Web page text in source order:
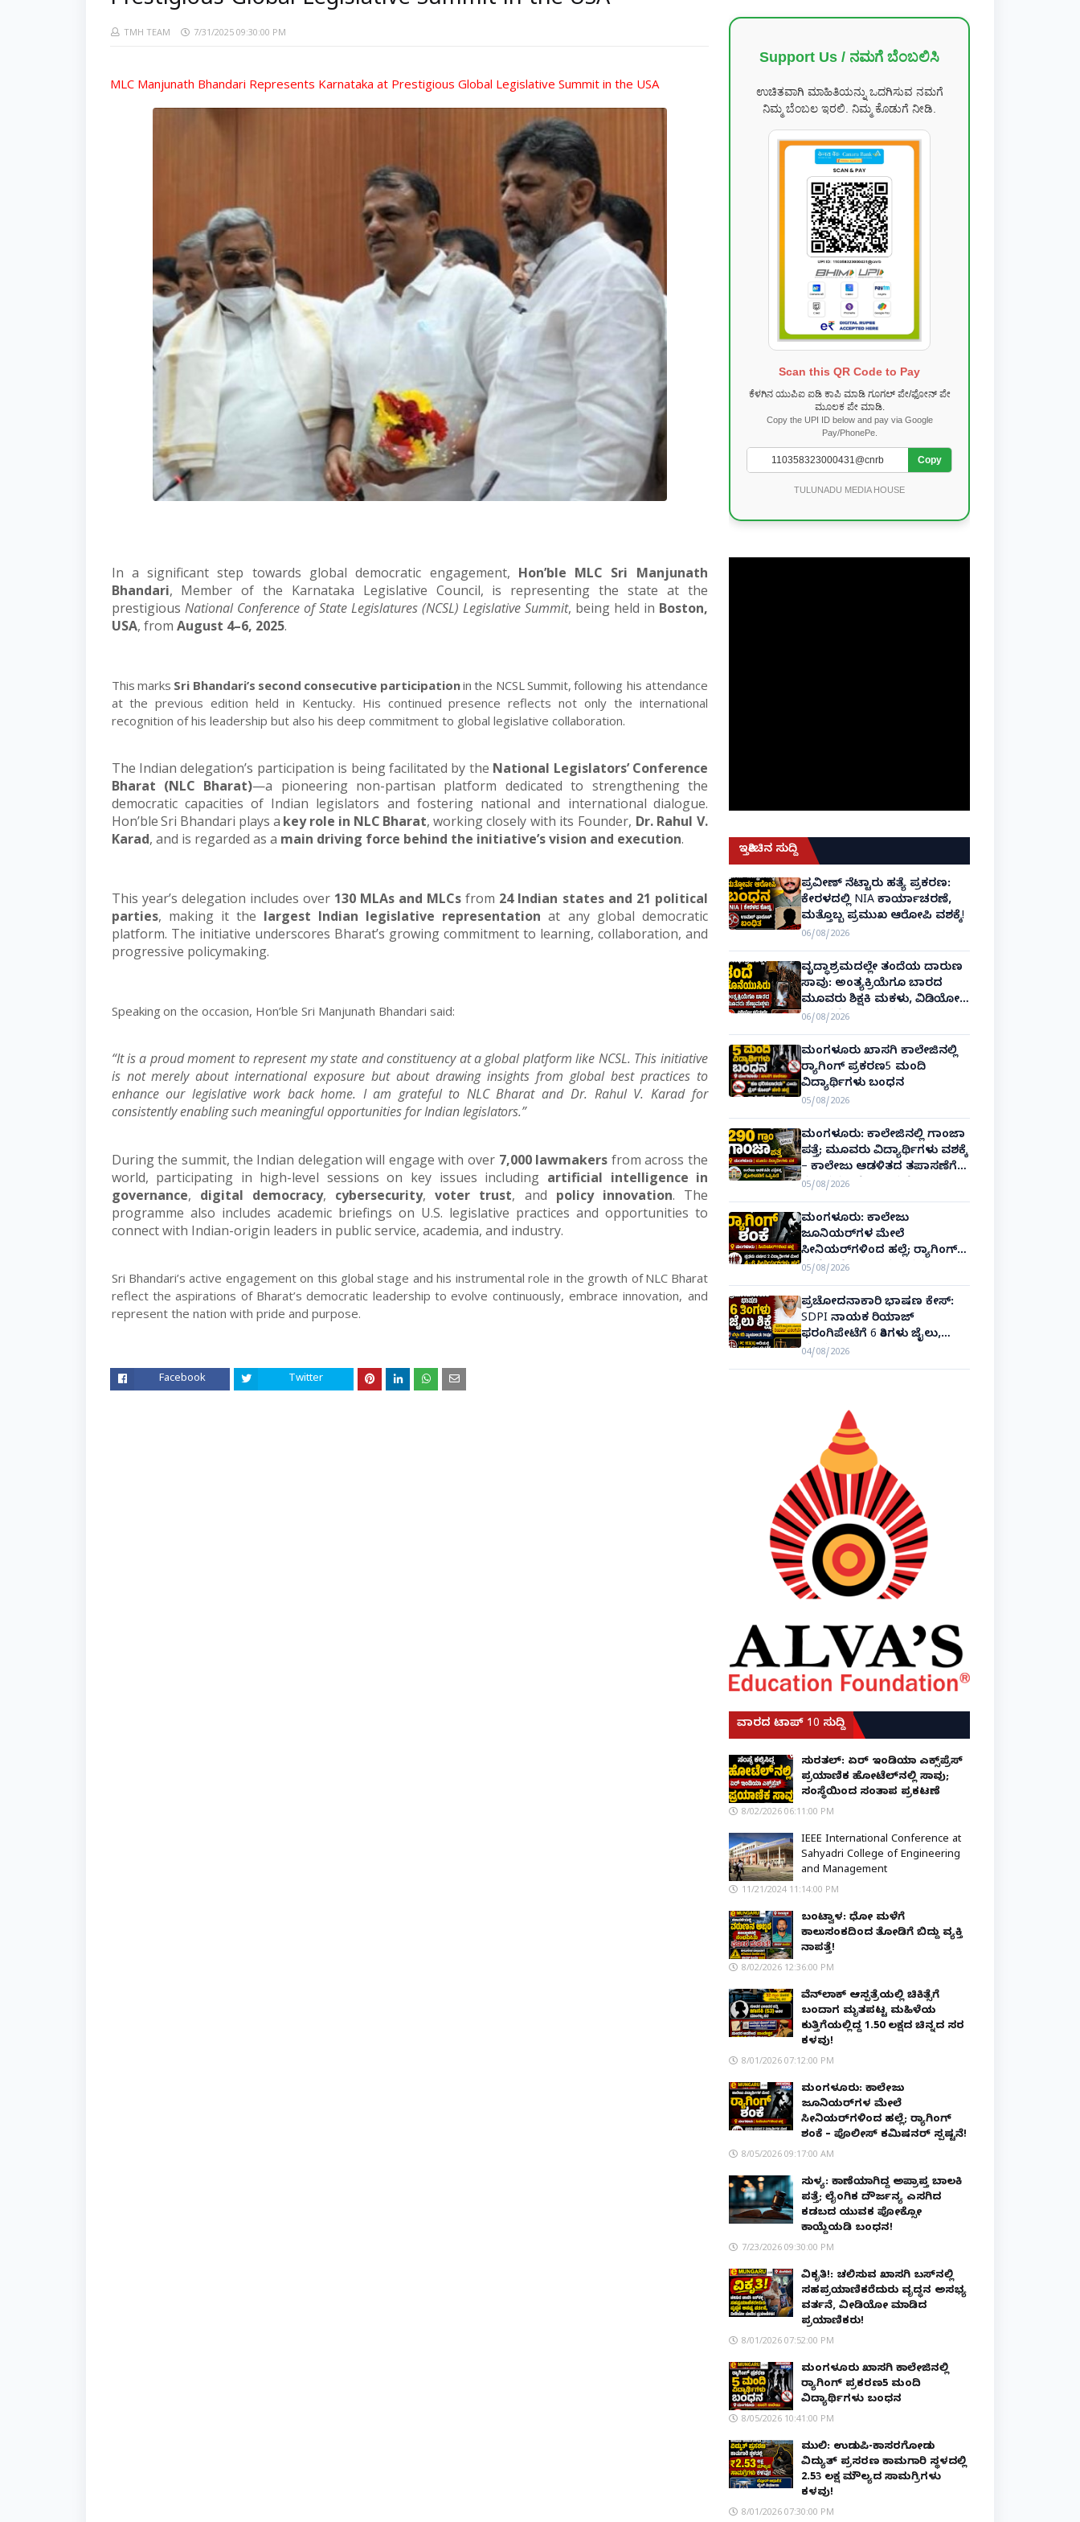
TMH TEAM 7/31/2025 09:30:00 PM
MLC Manjunath Bhandari Represents Karnataka at Prestigious Global Legislative Summit in the USA
In a significant step towards global democratic engagement, Hon’ble MLC Sri Manjunath
Bhandari, Member of the Karnataka Legislative Council, is representing the state at the
prestigious National Conference of State Legislatures (NCSL) Legislative Summit, being held in Boston,
USA, from August 4–6, 2025.
This marks Sri Bhandari’s second consecutive participationin the NCSLSummit, following his attendance
at the previous edition held in Kentucky. His continued presence reflects not only the international
recognition of his leadership but also his deep commitment to global legislative collaboration.
The Indian delegation’s participation is being facilitated by the National Legislators’ Conference
Bharat (NLC Bharat)—a pioneering non-partisan platform dedicated to strengthening the
democratic capacities of Indian legislators and fostering national and international dialogue.
Hon’bleSri Bhandari plays a key role in NLC Bharat, workingclosely with its Founder, Dr. Rahul V.
Karad, and is regarded as a main driving force behind the initiative’s vision and execution.
This year’s delegation includes over 130 MLAs and MLCsfrom 24 Indian states and 21 political
parties, making it the largest Indian legislative representationat any global democratic
platform. The initiative underscores Bharat’s growing commitment to learning, collaboration, and
progressive policymaking.
Speaking on the occasion, Hon’ble Sri Manjunath Bhandari said:
“It is a proud moment to represent my state and constituency at a global platform like NCSL. This initiative
is not merely about international exposure but about drawing insights from global best practices to
enhance our legislative work back home. I am grateful to NLC Bharat and Dr. Rahul V. Karad for
consistently enabling such meaningful opportunities for Indianlegislators.”
During the summit, the Indian delegation will engage with over 7,000 lawmakers from across the
world, participating in high-level sessions on key issues including artificial intelligence in
governance, digital democracy, cybersecurity,voter trust, and policy innovation. The
programme also includes academic briefings on U.S. legislative practices and opportunities to
connect with Indian-origin leaders in public service, academia, and industry.
Sri Bhandari’s active engagement on this global stage and his instrumental role in the growth of NLC Bharat
reflect the aspirations of Bharat’s democratic leadership to evolve continuously, embrace innovation, and
represent the nation with pride and purpose.
Facebook Twitter
Support Us / ನಮಗೆ ಬೆಂಬಲಿಸಿ
ಉಚಿತವಾಗಿ ಮಾಹಿತಿಯನ್ನು ಒದಗಿಸುವ ನಮಗೆ
ನಿಮ್ಮ ಬೆಂಬಲ ಇರಲಿ. ನಿಮ್ಮ ಕೊಡುಗೆ ನೀಡಿ.
Scan this QR Code to Pay
ಕೆಳಗಿನ ಯುಪಿಐ ಐಡಿ ಕಾಪಿ ಮಾಡಿ ಗೂಗಲ್ ಪೇ/ಫೋನ್ ಪೇ
ಮೂಲಕ ಪೇ ಮಾಡಿ.
Copy the UPI ID below and pay via Google
Pay/PhonePe.
Copy
TULUNADU MEDIA HOUSE
ಇತ್ತೀಚಿನ ಸುದ್ದಿ
ಪ್ರವೀಣ್ ನೆಟ್ಟಾರು ಹತ್ಯೆ ಪ್ರಕರಣ:
ಕೇರಳದಲ್ಲಿ NIA ಕಾರ್ಯಾಚರಣೆ,
ಮತ್ತೊಬ್ಬ ಪ್ರಮುಖ ಆರೋಪಿ ವಶಕ್ಕೆ!
06/08/2026
ವೃದ್ಧಾಶ್ರಮದಲ್ಲೇ ತಂದೆಯ ದಾರುಣ
ಸಾವು: ಅಂತ್ಯಕ್ರಿಯೆಗೂ ಬಾರದ
ಮೂವರು ಶಿಕ್ಷಕಿ ಮಕಳು, ವಿಡಿಯೋ
ಕಾಲಿನಲ್ಲೇ ಅಂತಿಮ ದರ್ಶನ!
06/08/2026
ಮಂಗಳೂರು ಖಾಸಗಿ ಕಾಲೇಜಿನಲ್ಲಿ
ರ‌್ಯಾಗಿಂಗ್ ಪ್ರಕರಣ5 ಮಂದಿ
ವಿದ್ಯಾರ್ಥಿಗಳು ಬಂಧನ
05/08/2026
ಮಂಗಳೂರು: ಕಾಲೇಜಿನಲ್ಲಿ ಗಾಂಜಾ
ಪತ್ತೆ; ಮೂವರು ವಿದ್ಯಾರ್ಥಿಗಳು ವಶಕ್ಕೆ
– ಕಾಲೇಜು ಆಡಳಿತದ ತಪಾಸಣೆಗೆ
ಕಮಿಷನರ್ ರೆಡ್ಡಿ ಶ್ಲಾಘನೆ!
05/08/2026
ಮಂಗಳೂರು: ಕಾಲೇಜು
ಜೂನಿಯರ್‌ಗಳ ಮೇಲೆ
ಸೀನಿಯರ್‌ಗಳಿಂದ ಹಲ್ಲೆ; ರ‌್ಯಾಗಿಂಗ್
ಶಂಕೆ – ಪೊಲೀಸ್ ಕಮಿಷನರ್
ಸ್ಪಷ್ಟನೆ!
05/08/2026
ಪ್ರಚೋದನಾಕಾರಿ ಭಾಷಣ ಕೇಸ್:
SDPI ನಾಯಕ ರಿಯಾಜ್
ಫರಂಗಿಪೇಟೆಗೆ 6 ತಿಂಗಳು ಜೈಲು,
ದಂಡ!
04/08/2026
ವಾರದ ಟಾಪ್ 10 ಸುದ್ದಿ
ಸುರತ್ಕಲ್: ಏರ್ ಇಂಡಿಯಾ ಎಕ್ಸ್‌ಪ್ರೆಸ್
ಪ್ರಯಾಣಿಕ ಹೋಟೆಲ್‌ನಲ್ಲಿ ಸಾವು;
ಸಂಸ್ಥೆಯಿಂದ ಸಂತಾಪ ಪ್ರಕಟಣೆ
8/02/2026 06:11:00 PM
IEEE International Conference at
Sahyadri College of Engineering
and Management
11/21/2024 11:14:00 PM
ಬಂಟ್ವಾಳ: ಧೋ ಮಳೆಗೆ
ಕಾಲುಸಂಕದಿಂದ ತೋಡಿಗೆ ಬಿದ್ದು ವ್ಯಕ್ತಿ
ನಾಪತ್ತೆ!
8/02/2026 12:36:00 PM
ವೆನ್‌ಲಾಕ್ ಆಸ್ಪತ್ರೆಯಲ್ಲಿ ಚಿಕಿತ್ಸೆಗೆ
ಬಂದಾಗ ಮೃತಪಟ್ಟ ಮಹಿಳೆಯ
ಕುತ್ತಿಗೆಯಲ್ಲಿದ್ದ ₹1.50 ಲಕ್ಷದ ಚಿನ್ನದ ಸರ
ಕಳವು!
8/01/2026 07:12:00 PM
ಮಂಗಳೂರು: ಕಾಲೇಜು
ಜೂನಿಯರ್‌ಗಳ ಮೇಲೆ
ಸೀನಿಯರ್‌ಗಳಿಂದ ಹಲ್ಲೆ; ರ‌್ಯಾಗಿಂಗ್
ಶಂಕೆ – ಪೊಲೀಸ್ ಕಮಿಷನರ್ ಸ್ಪಷ್ಟನೆ!
8/05/2026 09:17:00 AM
ಸುಳ್ಯ: ಕಾಣೆಯಾಗಿದ್ದ ಅಪ್ರಾಪ್ತ ಬಾಲಕಿ
ಪತ್ತೆ; ಲೈಂಗಿಕ ದೌರ್ಜನ್ಯ ಎಸಗಿದ
ಕಡಬದ ಯುವಕ ಪೋಕ್ಸೋ
ಕಾಯ್ದೆಯಡಿ ಬಂಧನ!
7/23/2026 09:30:00 PM
ವಿಕೃತಿ!: ಚಲಿಸುವ ಖಾಸಗಿ ಬಸ್‌ನಲ್ಲಿ
ಸಹಪ್ರಯಾಣಿಕರೆದುರು ವೃದ್ಧನ ಅಸಭ್ಯ
ವರ್ತನೆ, ವೀಡಿಯೋ ಮಾಡಿದ
ಪ್ರಯಾಣಿಕರು!
8/01/2026 07:52:00 PM
ಮಂಗಳೂರು ಖಾಸಗಿ ಕಾಲೇಜಿನಲ್ಲಿ
ರ‌್ಯಾಗಿಂಗ್ ಪ್ರಕರಣ5 ಮಂದಿ
ವಿದ್ಯಾರ್ಥಿಗಳು ಬಂಧನ
8/05/2026 10:41:00 PM
ಮುಲ್ಕಿ: ಉಡುಪಿ-ಕಾಸರಗೋಡು
ವಿದ್ಯುತ್ ಪ್ರಸರಣ ಕಾಮಗಾರಿ ಸ್ಥಳದಲ್ಲಿ
₹2.53 ಲಕ್ಷ ಮೌಲ್ಯದ ಸಾಮಗ್ರಿಗಳು
ಕಳವು!
8/01/2026 07:30:00 PM